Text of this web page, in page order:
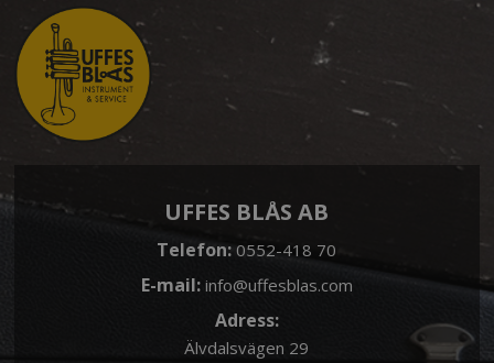
UFFES BLÅS AB
Telefon:0552-418 70
E-mail: info@uffesblas.com
Adress:
Älvdalsvägen 29